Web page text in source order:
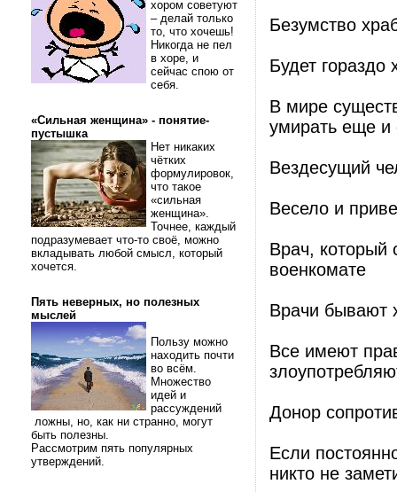
хором советуют
– делай только
то, что хочешь!
Никогда не пел
в хоре, и
сейчас спою от
себя.
«Сильная женщина» - понятие-
пустышка
Нет никаких
чётких
формулировок,
что такое
«сильная
женщина».
Точнее, каждый
подразумевает что-то своё, можно
вкладывать любой смысл, который
хочется.
Пять неверных, но полезных
мыслей
Пользу можно
находить почти
во всём.
Множество
идей и
рассуждений
ложны, но, как ни странно, могут
быть полезны.
Рассмотрим пять популярных
утверждений.
Безумство
Будет гораздо
В мире
умирать еще и
Вездесущий
Весело и
Врач, который
военкомате
Врачи бывают
Все имеют
Донор
Если
никто не